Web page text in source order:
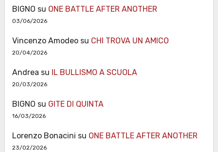
BIGNO su ONE BATTLE AFTER ANOTHER
03/06/2026
Vincenzo Amodeosu CHI TROVA UN AMICO
20/04/2026
Andrea su IL BULLISMO A SCUOLA
20/03/2026
BIGNO su GITE DI QUINTA
16/03/2026
Lorenzo Bonacini su ONE BATTLE AFTER ANOTHER
23/02/2026